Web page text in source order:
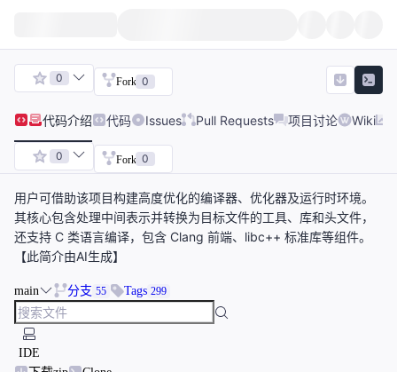
0 Fork 0
代码介绍 代码 Issues Pull Requests 项目讨论 Wiki
0 Fork 0
用户可借助该项目构建高度优化的编译器、优化器及运行时环境。
其核心包含处理中间表示并转换为目标文件的工具、库和头文件，
还支持 C 类语言编译，包含 Clang 前端、libc++ 标准库等组件。
【此简介由AI生成】
main 分支 55 Tags 299
IDE